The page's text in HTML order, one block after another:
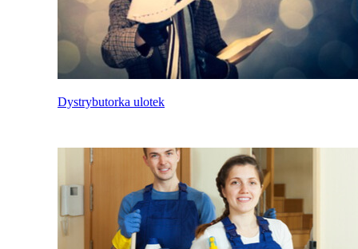
Dystrybutorka ulotek